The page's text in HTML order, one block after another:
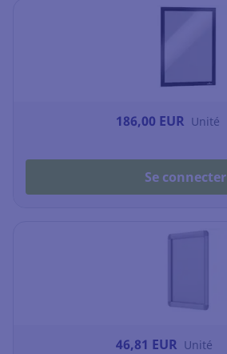
186,00 EUR Unité
Se connecter
46,81 EUR Unité